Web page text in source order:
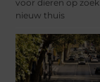
voor dieren op
nieuw thuis